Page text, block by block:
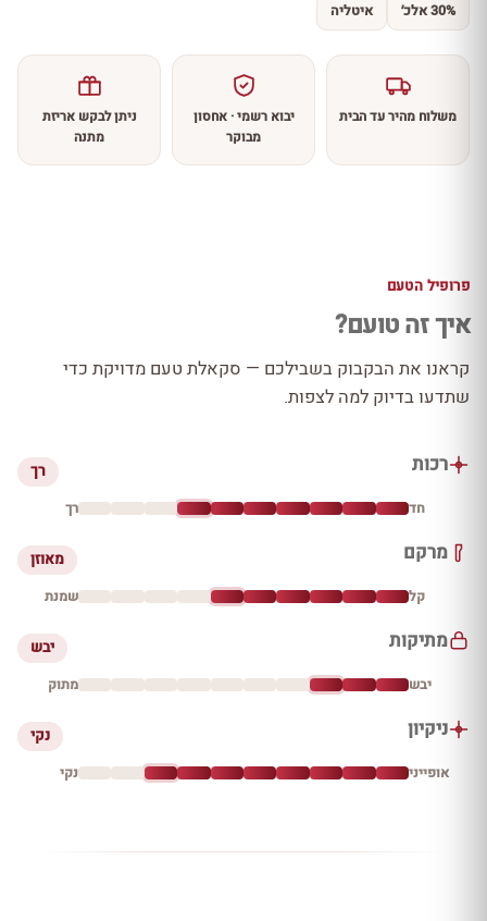
30% אלכ׳ איטליה
משלוח מהיר עד הבית
יבוא רשמי · אחסון
מבוקר
ניתן לבקש אריזת
מתנה
פרופיל הטעם
איך זה טועם?
קראנו את הבקבוק בשבילכם — סקאלת טעם מדויקת כדי
שתדעו בדיוק למה לצפות.
רכות רך
חד רך
מרקם מאוזן
קל שמנת
מתיקות יבש
יבש מתוק
ניקיון נקי
אופייני נקי